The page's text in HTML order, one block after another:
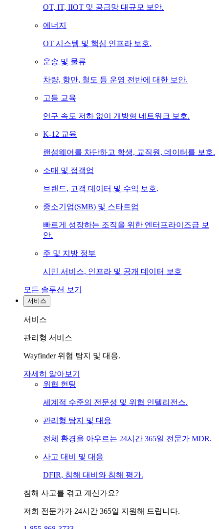
OT, IT, IIOT 및 공급망 대규모 보안.
에너지
OT 시스템 및 핵심 인프라 보호.
운송 및 물류
차량, 항만, 철도 등 운영 전반에 대한 보안.
고등 교육
연구 속도 저하 없이 개방형 네트워크 보호.
K-12 교육
랜섬웨어를 차단하고 학생, 교직원, 데이터를 보호.
소매 및 접객업
브랜드, 고객 데이터 및 수익 보호.
중소기업(SMB) 및 스타트업
빠르게 성장하는 조직을 위한 엔터프라이즈급 보
안.
주 및 지방 정부
시민 서비스, 인프라 및 공개 데이터 보호
모든 솔루션 보기
서비스
서비스
관리형 서비스
Wayfinder 위협 탐지 및 대응.
자세히 알아보기
위협 헌팅
세계적 수준의 전문성 및 위협 인텔리전스.
관리형 탐지 및 대응
전체 환경을 아우르는 24시간 365일 전문가 MDR.
사고 대비 및 대응
DFIR, 침해 대비와 침해 평가.
침해 사고를 겪고 계신가요?
저희 전문가가 24시간 365일 지원해 드립니다.